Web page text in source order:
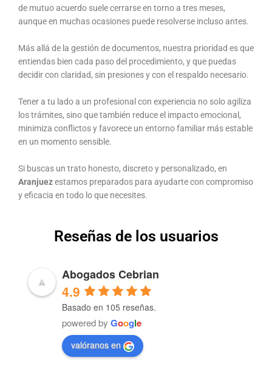
de mutuo acuerdo suele cerrarse en torno a tres meses,
aunque en muchas ocasiones puede resolverse incluso antes.
Más allá de la gestión de documentos, nuestra prioridad es que
entiendas bien cada paso del procedimiento, y que puedas
decidir con claridad, sin presiones y con el respaldo necesario.
Tener a tu lado a un profesional con experiencia no solo agiliza
los trámites, sino que también reduce el impacto emocional,
minimiza conflictos y favorece un entorno familiar más estable
en un momento sensible.
Si buscas un trato honesto, discreto y personalizado, en
Aranjuezestamos preparados para ayudarte con compromiso
y eficacia en todo lo que necesites.
Reseñas de los usuarios
Abogados Cebrian
4.9
Basado en 105 reseñas.
powered by Google
valóranos en